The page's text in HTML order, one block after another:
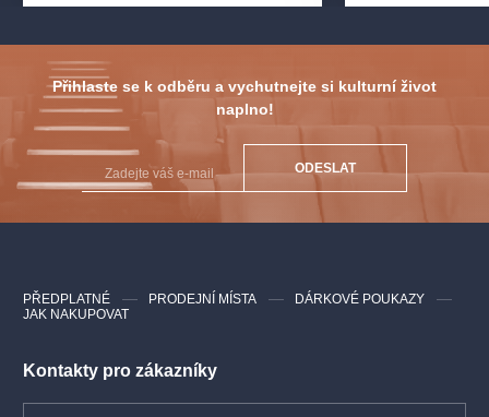
Pastuchyňa - Michaela Zajmi
Karolka - Jekatěrina Krovatěva
Jano - Marie Šimůnková
Barena - Magdaléna Hebousse
Sbor Národního divadla
Orchestr Národního divadla
Přihlaste se k odběru a vychutnejte si kulturní život
naplno!
ODESLAT
Kontakty pro zákazníky
PŘEDPLATNÉ PRODEJNÍ MÍSTA
DÁRKOVÉ POUKAZY
JAK NAKUPOVAT